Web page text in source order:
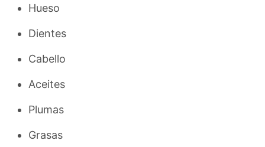
Hueso
Dientes
Cabello
Aceites
Plumas
Grasas